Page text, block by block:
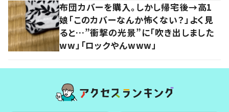
布団カバーを購入。しかし帰宅後→高1
娘「このカバーなんか怖くない？」よく見
ると…”衝撃の光景”に「吹き出しました
ww」「ロックやんwww」